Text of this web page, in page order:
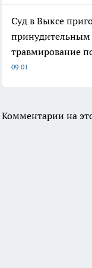
Суд в Выксе
принудительным
травмирование
09:01
Комментарии на